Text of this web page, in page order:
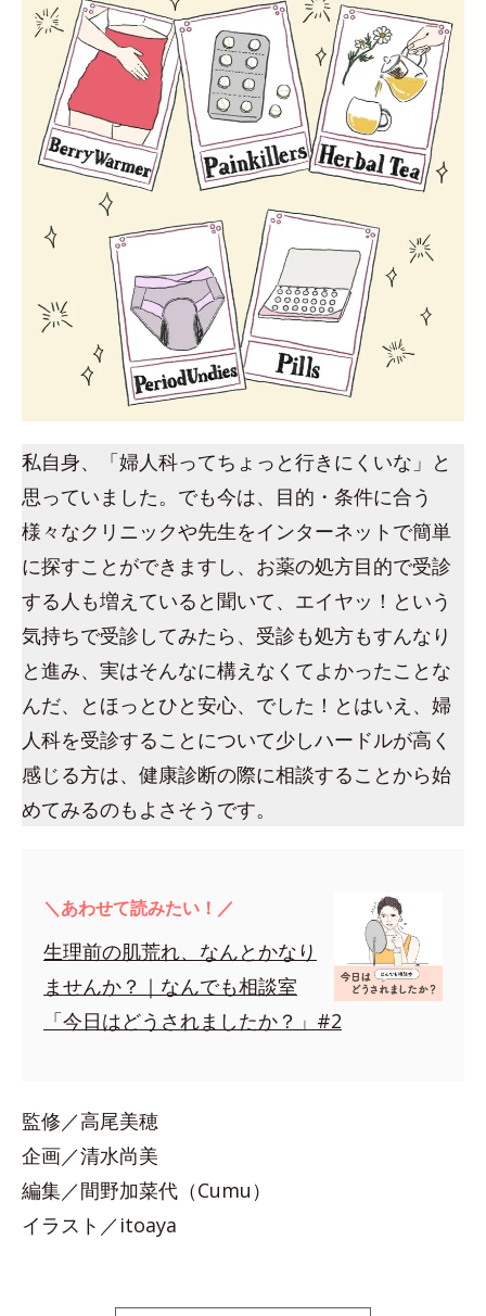
私自身、「婦人科ってちょっと行きにくいな」と
思っていました。でも今は、目的・条件に合う
様々なクリニックや先生をインターネットで簡単
に探すことができますし、お薬の処方目的で受診
する人も増えていると聞いて、エイヤッ！という
気持ちで受診してみたら、受診も処方もすんなり
と進み、実はそんなに構えなくてよかったことな
んだ、とほっとひと安心、でした！とはいえ、婦
人科を受診することについて少しハードルが高く
感じる方は、健康診断の際に相談することから始
めてみるのもよさそうです。
＼あわせて読みたい！／
生理前の肌荒れ、なんとかなり
ませんか？｜なんでも相談室
「今日はどうされましたか？」#2
監修／高尾美穂
企画／清水尚美
編集／間野加菜代（Cumu）
イラスト／itoaya